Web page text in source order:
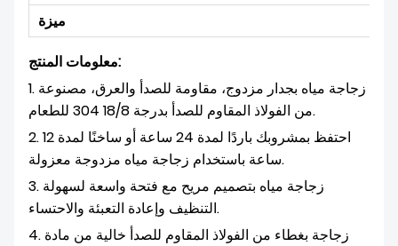
ميزة
معلومات المنتج:
1. زجاجة مياه بجدار مزدوج، مقاومة للصدأ والعرق، مصنوعة
من الفولاذ المقاوم للصدأ بدرجة 18/8 304 للطعام.
2. احتفظ بمشروبك باردًا لمدة 24 ساعة أو ساخنًا لمدة 12
ساعة باستخدام زجاجة مياه مزدوجة معزولة.
3. زجاجة مياه بتصميم مريح مع فتحة واسعة لسهولة
التنظيف وإعادة التعبئة والاحتساء.
4. زجاجة بغطاء من الفولاذ المقاوم للصدأ خالية من مادة